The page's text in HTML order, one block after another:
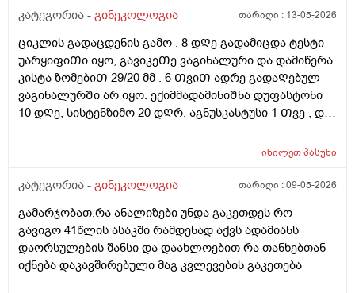
კატეგორია - გინეკოლოგია თარიღი : 13-05-2026
ციკლის გადაცდენის გამო , 8 დᲦე გადამიცდა ტესტი
უარყიფიᲗი იყო, გავიკეᲗე ვაგინალური და დამიწერა
კისტა ზომებიᲗ 29/20 მმ . 6 ᲗვიᲗ ადრე გადაᲦებულ
ვაგინალურᲨი არ იყო. ექიმმადამინიᲨნა დუფასტონი
10 დᲦე, სისტენზიმო 20 დᲦრ, აგნუსკასტუსი 1 Თვე , და
რამდენადსაყურადᲦებოა და Თუ დაეხმარება ეს
იხილეთპასუხი
კატეგორია - გინეკოლოგია თარიღი :09-05-2026
გამარჯობათ.რა ანალიზები უნდა გაკეთდეს რო
გავიგო 41წლის ასაკში რამდენად აქვს ადამიანს
დაორსულების შანსი და დაახლოებით რა თანხებთან
იქნება დაკავშირებული მაგ კვლევების გაკეთება